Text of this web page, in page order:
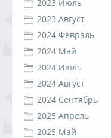
2023 Июль
2023 Август
2024 Февраль
2024 Май
2024 Июль
2024 Август
2024 Сентябрь
2025 Апрель
2025 Май